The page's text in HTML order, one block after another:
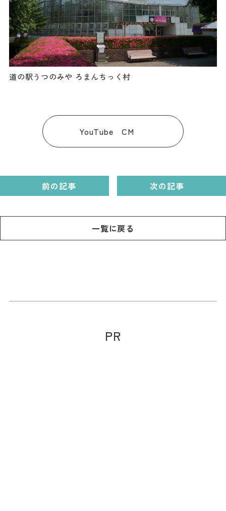
YouTube CM
道の駅うつのみや ろまんちっく村
前の記事
一覧に戻る
次の記事
PR